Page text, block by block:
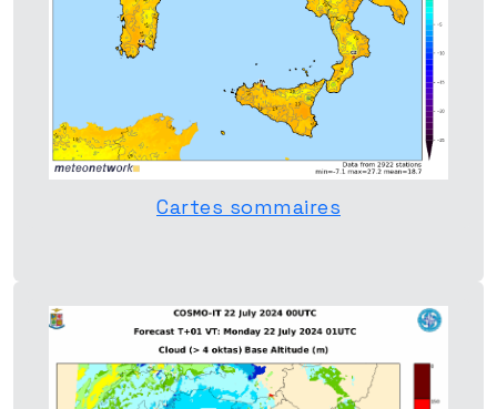
Cartes sommaires